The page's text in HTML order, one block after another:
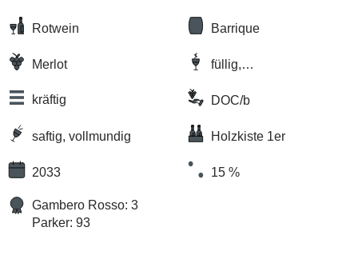
Rotwein Barrique
Merlot
füllig,
kräftig
DOC/b
saftig, vollmundig Holzkiste 1er
2033 15 %
Gambero Rosso: 3
Parker: 93